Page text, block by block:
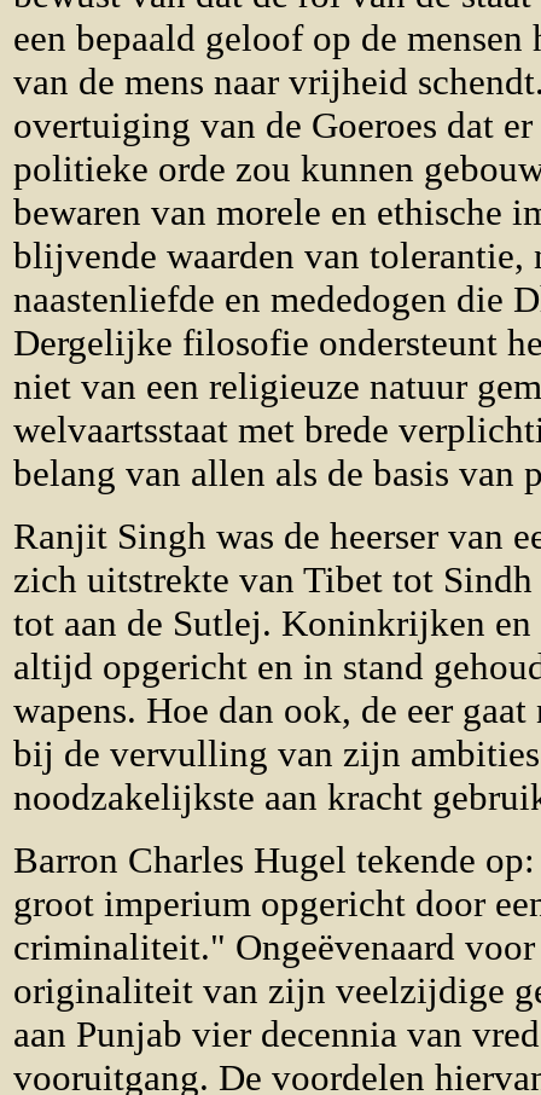
een bepaald geloof op de
van de mens naar vrijheid
overtuiging van de Goeroes dat
politieke orde zou kunnen
bewaren van morele en ethische
blijvende waarden van tolerantie,
naastenliefde en mededogen die
Dergelijke filosofie ondersteunt
niet van een religieuze natuur
welvaartsstaat met brede
belang van allen als de basis van
Ranjit Singh was de heerser van
zich uitstrekte van Tibet tot Sindh
tot aan de Sutlej. Koninkrijken
altijd opgericht en in stand
wapens. Hoe dan ook, de eer
bij de vervulling van zijn
noodzakelijkste aan kracht
Barron Charles Hugel tekende
groot imperium opgericht door
criminaliteit." Ongeëvenaard
originaliteit van zijn veelzijdige
aan Punjab vier decennia van
vooruitgang. De voordelen